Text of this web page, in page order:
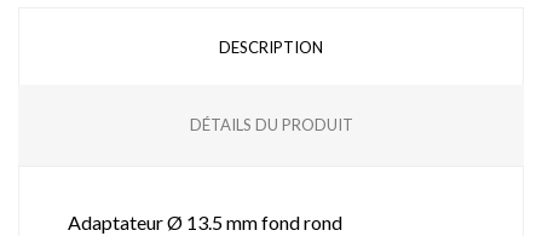
DESCRIPTION
DÉTAILS DU PRODUIT
Adaptateur Ø 13.5 mm fond rond